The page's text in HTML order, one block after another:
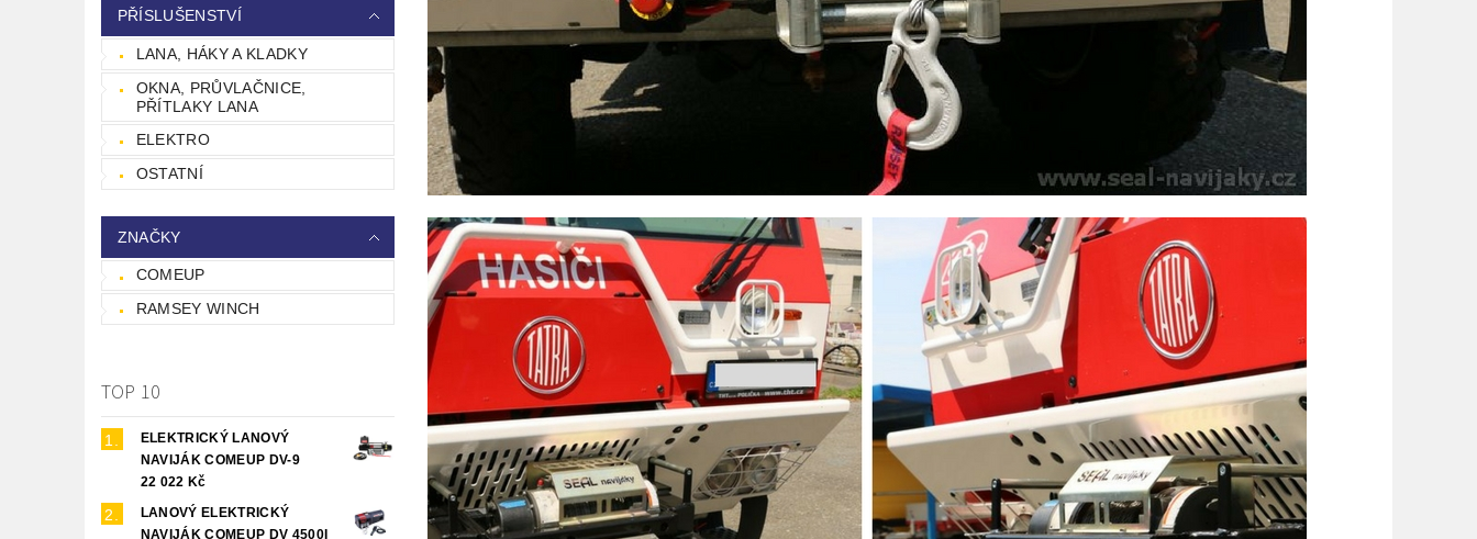
PŘÍSLUŠENSTVÍ
LANA, HÁKY A KLADKY
OKNA, PRŮVLAČNICE,
PŘÍTLAKY LANA
ELEKTRO
OSTATNÍ
ZNAČKY
COMEUP
RAMSEY WINCH
TOP 10
ELEKTRICKÝ LANOVÝ
NAVIJÁK COMEUP DV-9
22 022 Kč
LANOVÝ ELEKTRICKÝ
NAVIJÁK COMEUP DV 4500I